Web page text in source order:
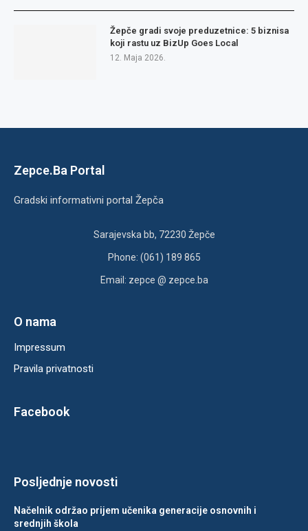
Žepče gradi svoje preduzetnice: 5 biznisa
koji rastu uz BizUp Goes Local
12. Maja 2026.
Zepce.Ba Portal
Gradski informativni portal Žepča
Sarajevska bb, 72230 Žepče
Phone: (061) 189 865
Email: zepce @ zepce.ba
O nama
Impressum
Pravila privatnosti
Facebook
Posljednje novosti
Načelnik održao prijem učenika generacije osnovnih i
srednjih škola